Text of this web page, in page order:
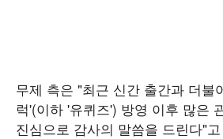
무제 측은 "최근 신간 출간과 더불
럭'(이하 '유퀴즈') 방영 이후 많은
진심으로 감사의 말씀을 드린다"